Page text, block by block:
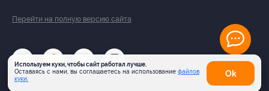
Используем куки, чтобы сайт работал лучше.
Оставаясь с нами, вы соглашаетесь на использование файлов
куки.
Оk
Перейти на полную версию сайта